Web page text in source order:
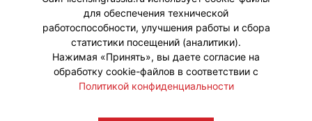
для обеспечения технической
работоспособности, улучшения работы и сбора
статистики посещений (аналитики).
Нажимая «Принять», вы даете согласие на
обработку cookie-файлов в соответствии с
Политикой конфиденциальности